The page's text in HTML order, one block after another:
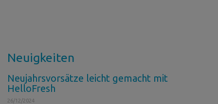
Neuigkeiten
Neujahrsvorsätze leicht gemacht mit
HelloFresh
26/12/2024